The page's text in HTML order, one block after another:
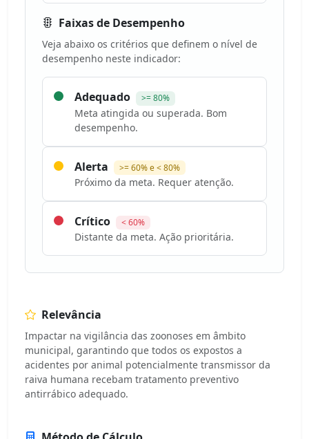
Faixas de Desempenho
Veja abaixo os critérios que definem o nível de
desempenho neste indicador:
Adequado >= 80%
Meta atingida ou superada. Bom
desempenho.
Alerta >= 60% e < 80%
Próximo da meta. Requer atenção.
Crítico < 60%
Distante da meta. Ação prioritária.
Relevância
Impactar na vigilância das zoonoses em âmbito
municipal, garantindo que todos os expostos a
acidentes por animal potencialmente transmissor da
raiva humana recebam tratamento preventivo
antirrábico adequado.